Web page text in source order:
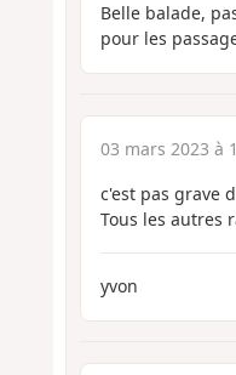
Belle balade,
pour les
03 mars 2023 à
c'est pas grave
Tous les autres
yvon